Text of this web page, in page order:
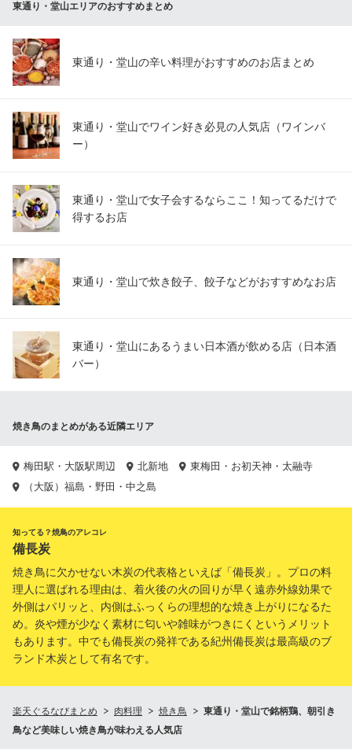
東通り・堂山エリアのおすすめまとめ
東通り・堂山の辛い料理がおすすめのお店まとめ
東通り・堂山でワイン好き必見の人気店（ワインバ
ー）
東通り・堂山で女子会するならここ！知ってるだけで
得するお店
東通り・堂山で炊き餃子、餃子などがおすすめなお店
東通り・堂山にあるうまい日本酒が飲める店（日本酒
バー）
焼き鳥のまとめがある近隣エリア
梅田駅・大阪駅周辺 北新地
東梅田・お初天神・太融寺
（大阪）福島・野田・中之島
知ってる？焼鳥のアレコレ
備長炭
焼き鳥に欠かせない木炭の代表格といえば「備長炭」。プロの料
理人に選ばれる理由は、着火後の火の回りが早く遠赤外線効果で
外側はパリッと、内側はふっくらの理想的な焼き上がりになるた
め。炎や煙が少なく素材に匂いや雑味がつきにくというメリット
もあります。中でも備長炭の発祥である紀州備長炭は最高級のブ
ランド木炭として有名です。
楽天ぐるなびまとめ 肉料理 焼き鳥
東通り・堂山で銘柄鶏、朝引き
鳥など美味しい焼き鳥が味わえる人気店